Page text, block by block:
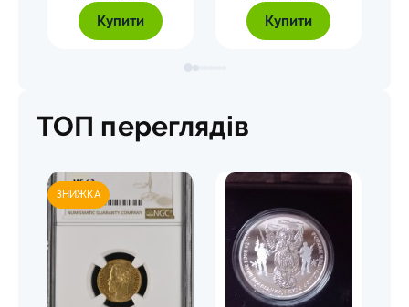
Купити Купити
ТОП переглядів
ЗНИЖКА